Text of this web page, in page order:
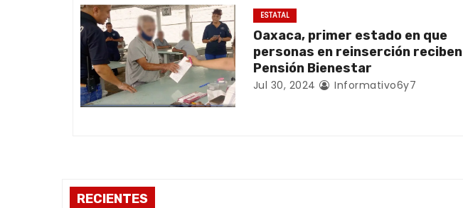
ó
n
d
e
t
ESTATAL
Oaxaca, primer estado en que
personas en reinserción reciben
Pensión Bienestar
Jul 30, 2024 Informativo6y7
RECIENTES